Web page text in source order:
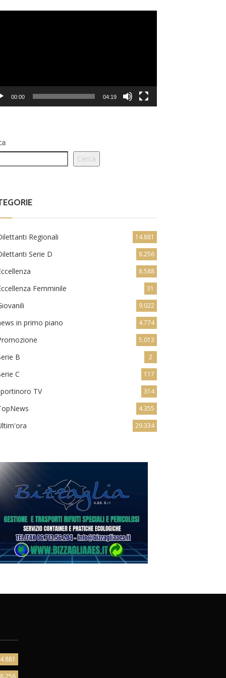
00:00 04:19
Cerca
Regionali 14.881
Serie D 8.256
8.588
Femminile 31
9.022
in primo piano 4.774
5.013
B 2
C 117
TV 314
4.355
29.334
8.256